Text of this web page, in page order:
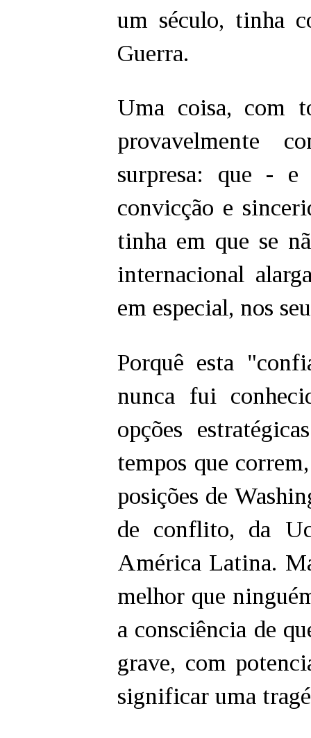
um século, tinha
Guerra.
Uma coisa, com
provavelmente
surpresa: que -
convicção e
tinha em que se
internacional
em especial, nos
Porquê esta
nunca fui
opções
tempos que
posições de
de conflito, da
América Latina.
melhor que
a consciência de
grave, com
significar uma